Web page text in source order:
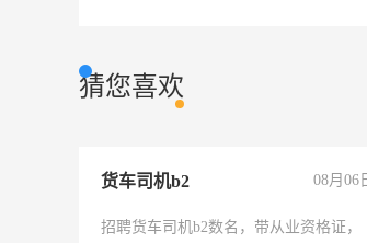
猜您喜欢
货车司机b2 08月06
招聘货车司机b2数名，带从业资格证，